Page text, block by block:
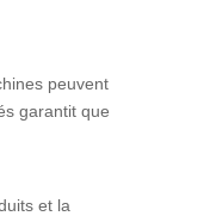
peuvent
garantit que
et la